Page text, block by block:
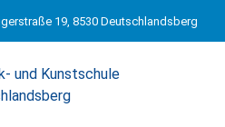
19, 8530 Deutschlandsberg